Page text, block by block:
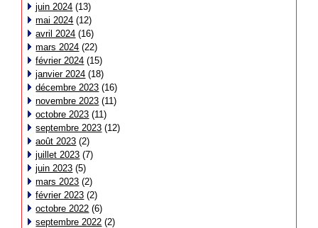
juin 2024 (13)
mai 2024 (12)
avril 2024 (16)
mars 2024 (22)
février 2024 (15)
janvier 2024 (18)
décembre 2023 (16)
novembre 2023 (11)
octobre 2023 (11)
septembre 2023 (12)
août 2023 (2)
juillet 2023 (7)
juin 2023 (5)
mars 2023 (2)
février 2023 (2)
octobre 2022 (6)
septembre 2022 (2)